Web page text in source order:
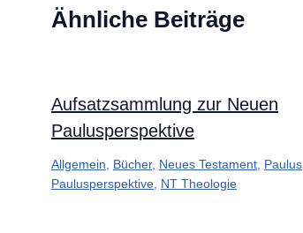
Ähnliche Beiträge
Aufsatzsammlung zur Neuen
Paulusperspektive
Allgemein Bücher, Neues Testament Paulus
Paulusperspektive NT Theologie